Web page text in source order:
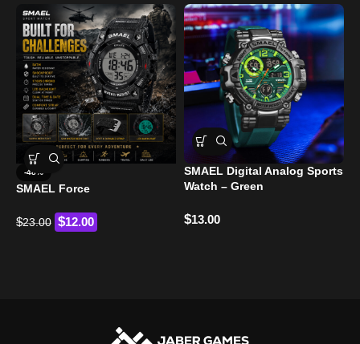
-48%
SMAEL Force
$23.00 $12.00
SMAEL Digital Analog Sports
Watch – Green
$13.00